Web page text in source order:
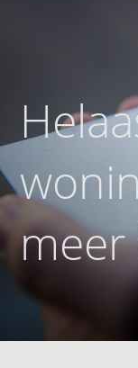
meer